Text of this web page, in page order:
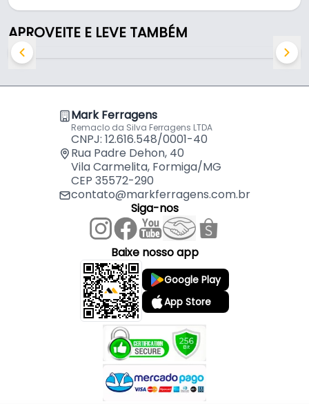
Conteúdo da Embalagem:
- 01 Sensor de Toque, STO - Led Line.
APROVEITE E LEVE TAMBÉM
Mark Ferragens
Remaclo da Silva Ferragens LTDA
CNPJ: 12.616.548/0001-40
Rua Padre Dehon, 40
Vila Carmelita, Formiga/MG
CEP 35572-290
contato@markferragens.com.br
Siga-nos
Baixe nosso app
Google Play
App Store